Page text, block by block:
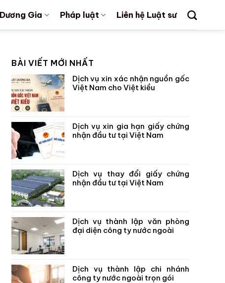
Gia Pháp luật Liên hệ Luật sư
BÀI VIẾT MỚI NHẤT
Dịch vụ xin xác nhận nguồn gốc
Việt Nam cho Việt kiều
Dịch vụ xin gia hạn giấy chứng
nhận đầu tư tại Việt Nam
Dịch vụ thay đổi giấy chứng
nhận đầu tư tại Việt Nam
Dịch vụ thành lập văn phòng
đại diện công ty nước ngoài
Dịch vụ thành lập chi nhánh
công ty nước ngoài trọn gói